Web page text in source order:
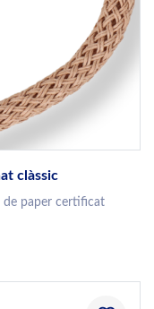
clàssic
de paper certificat